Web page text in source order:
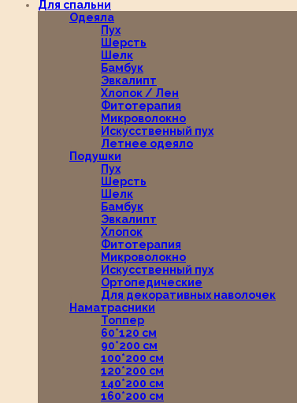
Для спальни
Одеяла
Пух
Шерсть
Шелк
Бамбук
Эвкалипт
Хлопок / Лен
Фитотерапия
Микроволокно
Искусственный пух
Летнее одеяло
Подушки
Пух
Шерсть
Шелк
Бамбук
Эвкалипт
Хлопок
Фитотерапия
Микроволокно
Искусственный пух
Ортопедические
Для декоративных наволочек
Наматрасники
Топпер
60*120 см
90*200 см
100*200 см
120*200 см
140*200 см
160*200 см